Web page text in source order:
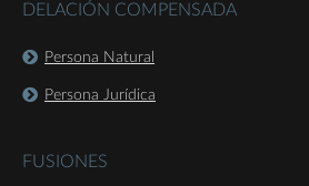
DELACIÓN COMPENSADA
Persona Natural
Persona Jurídica
FUSIONES